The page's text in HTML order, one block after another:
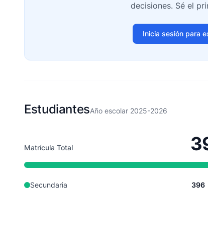
decisiones. Sé el
Inicia sesión para
EstudiantesAño escolar 2025-2026
Matrícula Total
Secundaria 396